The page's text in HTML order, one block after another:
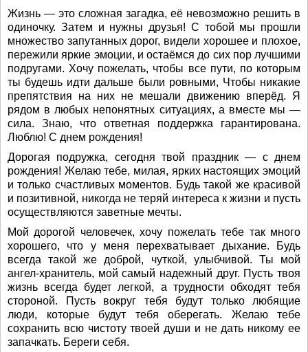
Жизнь — это сложная загадка, её невозможно решить в
одиночку. Затем и нужны друзья! С тобой мы прошли
множество запутанных дорог, видели хорошее и плохое,
пережили яркие эмоции, и остаёмся до сих пор лучшими
подругами. Хочу пожелать, чтобы все пути, по которым
ты будешь идти дальше были ровными, Чтобы никакие
препятствия на них не мешали движению вперёд. Я
рядом в любых непонятных ситуациях, а вместе мы —
сила. Знаю, что ответная поддержка гарантирована.
Люблю! С днем рождения!
Дорогая подружка, сегодня твой праздник — с днем
рождения! Желаю тебе, милая, ярких настоящих эмоций
и только счастливых моментов. Будь такой же красивой
и позитивной, никогда не теряй интереса к жизни и пусть
осуществляются заветные мечты.
Мой дорогой человечек, хочу пожелать тебе так много
хорошего, что у меня перехватывает дыхание. Будь
всегда такой же доброй, чуткой, улыбчивой. Ты мой
ангел-хранитель, мой самый надежный друг. Пусть твоя
жизнь всегда будет легкой, а трудности обходят тебя
стороной. Пусть вокруг тебя будут только любящие
люди, которые будут тебя оберегать. Желаю тебе
сохранить всю чистоту твоей души и не дать никому ее
запачкать. Береги себя.